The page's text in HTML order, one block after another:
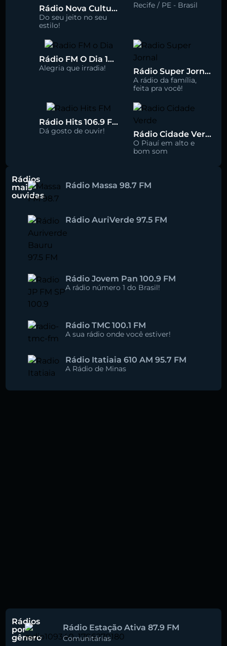
Rádio Nova Cultura 93.1 FM
Do seu jeito no seu
estilo!
Recife / PE - Brasil
Rádio FM O Dia 100.5
Alegria que irradia! Rádio Super Jornal 105.7 FM
A rádio da família,
feita pra você!
Rádio Hits 106.9 FM
Dá gosto de ouvir! Rádio Cidade Verde 93.5 FM
O Piauí em alto e
bom som
Rádios
mais
ouvidas
Rádio Massa 98.7 FM
Rádio AuriVerde 97.5 FM
Rádio Jovem Pan 100.9 FM
A rádio número 1 do Brasil!
Rádio TMC 100.1 FM
A sua rádio onde você estiver!
Rádio Itatiaia 610 AM 95.7 FM
A Rádio de Minas
Rádios
por
gênero
Rádio Estação Ativa 87.9 FM
Comunitárias